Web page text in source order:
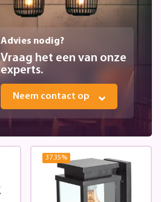
Advies nodig?
Vraag het een van onze
experts.
Neem contact op
37.35%